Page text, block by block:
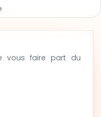
vous faire part du